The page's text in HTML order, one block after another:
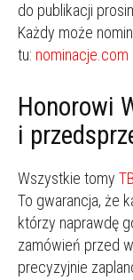
do publikacji
Każdy może
tu: nominacje.com
Honorowi
i
Wszystkie tomy
To gwarancja, że
którzy naprawdę
zamówień przed
precyzyjnie